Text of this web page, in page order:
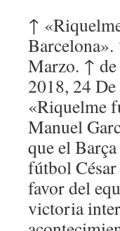
↑
Marzo. ↑
2018, 24
«Riquelme
Manuel
que el
fútbol
favor del
victoria